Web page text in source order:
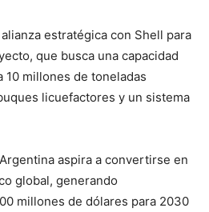
estratégica con Shell para
que busca una capacidad
millones de toneladas
licuefactores y un sistema
aspira a convertirse en
global, generando
millones de dólares para 2030